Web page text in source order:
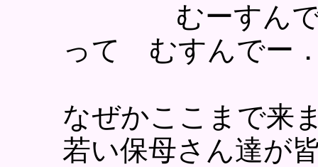
むーすんで
って むすんでー
なぜかここまで来
若い保母さん達が